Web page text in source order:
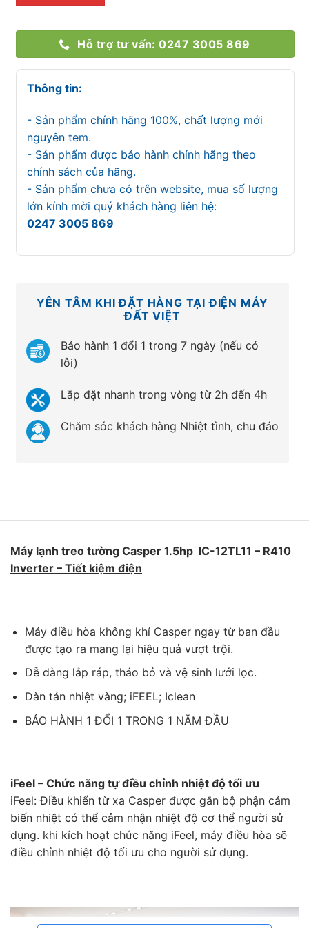
Hỗ trợ tư vấn: 0247 3005 869
Thông tin:
- Sản phẩm chính hãng 100%, chất lượng mới
nguyên tem.
- Sản phẩm được bảo hành chính hãng theo
chính sách của hãng.
- Sản phẩm chưa có trên website, mua số lượng
lớn kính mời quý khách hàng liên hệ:
0247 3005 869
YÊN TÂM KHI ĐẶT HÀNG TẠI ĐIỆN MÁY
ĐẤT VIỆT
Bảo hành 1 đổi 1 trong 7 ngày (nếu có
lỗi)
Lắp đặt nhanh trong vòng từ 2h đến 4h
Chăm sóc khách hàng Nhiệt tình, chu đáo
Máy lạnh treo tường Casper 1.5hp IC-12TL11 – R410
Inverter – Tiết kiệm điện
Máy điều hòa không khí Casper ngay từ ban đầu
được tạo ra mang lại hiệu quả vượt trội.
Dễ dàng lắp ráp, tháo bỏ và vệ sinh lưới lọc.
Dàn tản nhiệt vàng; iFEEL; Iclean
BẢO HÀNH 1 ĐỔI 1 TRONG 1 NĂM ĐẦU
iFeel – Chức năng tự điều chỉnh nhiệt độ tối ưu
iFeel: Điều khiển từ xa Casper được gắn bộ phận cảm
biến nhiệt có thể cảm nhận nhiệt độ cơ thể người sử
dụng. khi kích hoạt chức năng iFeel, máy điều hòa sẽ
điều chỉnh nhiệt độ tối ưu cho người sử dụng.